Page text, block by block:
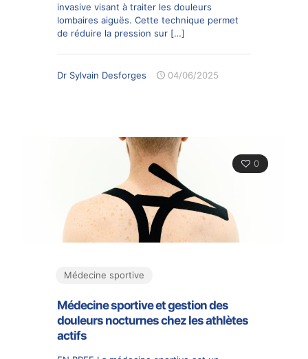
invasive visant à traiter les douleurs
lombaires aiguës. Cette technique permet
de réduire la pression sur […]
Dr Sylvain Desforges 04/06/2025
0
Médecine sportive
Médecine sportive et gestion des
douleurs nocturnes chez les athlètes
actifs